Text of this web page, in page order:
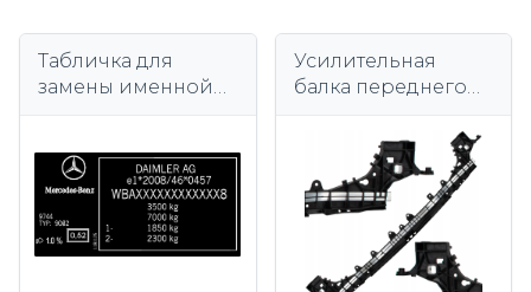
Табличка для
замены именной
Усилительная
балка переднего
MODECAR, замена
на Mercedes W205